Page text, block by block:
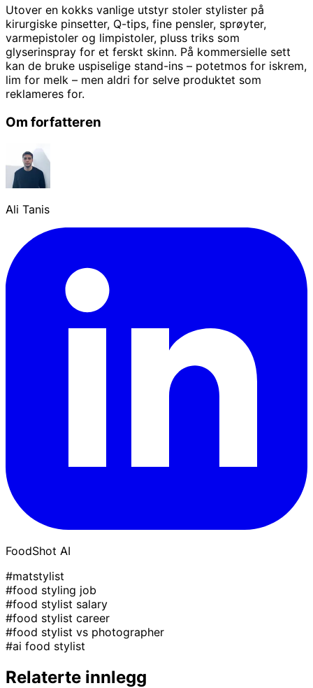
Utover en kokks vanlige utstyr stoler stylister på
kirurgiske pinsetter, Q-tips, fine pensler, sprøyter,
varmepistoler og limpistoler, pluss triks som
glyserinspray for et ferskt skinn. På kommersielle sett
kan de bruke uspiselige stand-ins – potetmos for iskrem,
lim for melk – men aldri for selve produktet som
reklameres for.
Om forfatteren
Ali Tanis
FoodShot AI
#matstylist
#food styling job
#food stylist salary
#food stylist career
#food stylist vs photographer
#ai food stylist
Relaterte innlegg